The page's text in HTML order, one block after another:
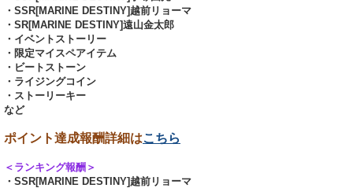
・SSR[MARINE DESTINY]越前リョーマ
・SR[MARINE DESTINY]遠山金太郎
・イベントストーリー
・限定マイスペアイテム
・ビートストーン
・ライジングコイン
・ストーリーキー
など
ポイント達成報酬詳細はこちら
＜ランキング報酬＞
・SSR[MARINE DESTINY]越前リョーマ